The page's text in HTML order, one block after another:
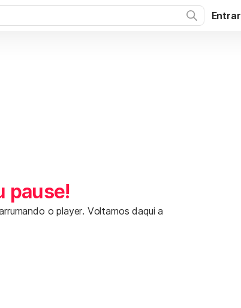
Entrar
pause!
o player. Voltamos daqui a